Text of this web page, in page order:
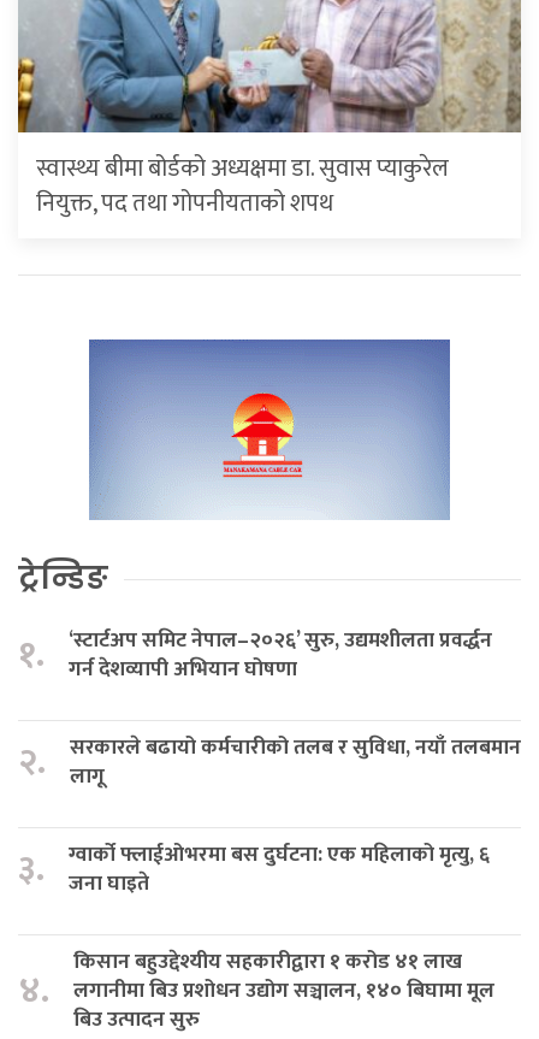
स्वास्थ्य बीमा बोर्डको अध्यक्षमा डा. सुवास प्याकुरेल
नियुक्त, पद तथा गोपनीयताको शपथ
ट्रेन्डिङ
१.
‘स्टार्टअप समिट नेपाल–२०२६’ सुरु, उद्यमशीलता प्रवर्द्धन
गर्न देशव्यापी अभियान घोषणा
२.
सरकारले बढायो कर्मचारीको तलब र सुविधा, नयाँ तलबमान
लागू
३.
ग्वार्को फ्लाईओभरमा बस दुर्घटना: एक महिलाको मृत्यु, ६
जना घाइते
४.
किसान बहुउद्देश्यीय सहकारीद्वारा १ करोड ४१ लाख
लगानीमा बिउ प्रशोधन उद्योग सञ्चालन, १४० बिघामा मूल
बिउ उत्पादन सुरु